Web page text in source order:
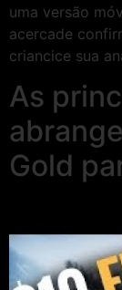
uma versão
acercade
criancice sua
As
Gold